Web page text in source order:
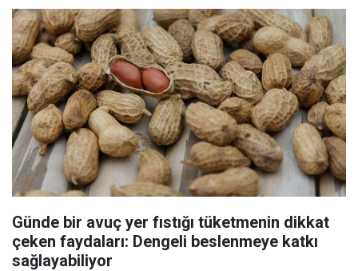
Günde bir avuç yer fıstığı tüketmenin dikkat
çeken faydaları: Dengeli beslenmeye katkı
sağlayabiliyor